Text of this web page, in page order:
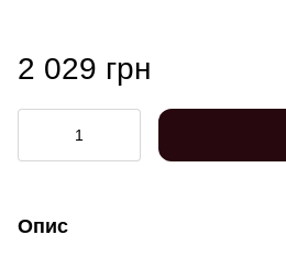
2 029 грн
Опис